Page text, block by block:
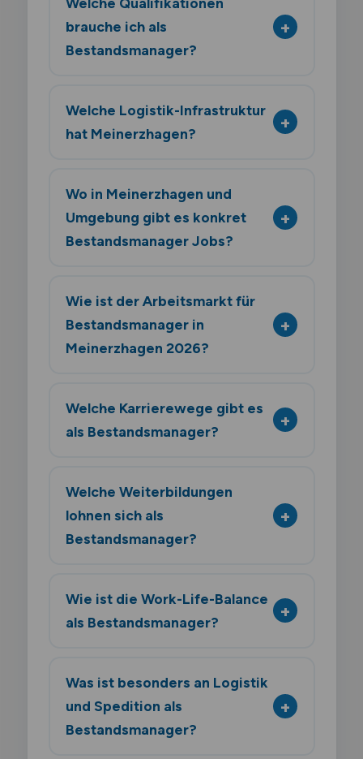
brauche ich als
Bestandsmanager?
Welche Logistik-Infrastruktur
hat Meinerzhagen?
Wo in Meinerzhagen und
Umgebung gibt es konkret
Bestandsmanager Jobs?
Wie ist der Arbeitsmarkt für
Bestandsmanager in
Meinerzhagen 2026?
Welche Karrierewege gibt es
als Bestandsmanager?
Welche Weiterbildungen
lohnen sich als
Bestandsmanager?
Wie ist die Work-Life-Balance
als Bestandsmanager?
Was ist besonders an Logistik
und Spedition als
Bestandsmanager?